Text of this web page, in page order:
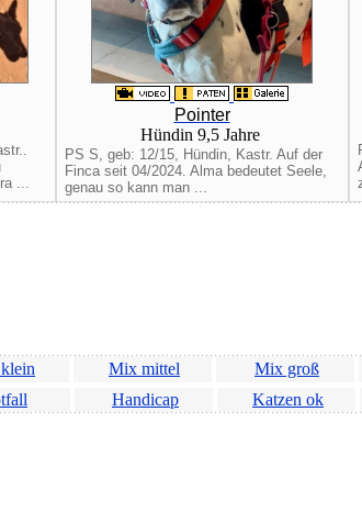
...
Pointer
Hündin 9,5 Jahre
PS S, geb: 12/15, Hündin, Kastr. Auf der
Finca seit 04/2024. Alma bedeutet Seele,
genau so kann man ...
Mix mittel Mix groß
Handicap Katzen ok